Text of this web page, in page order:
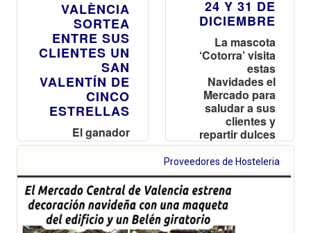
VALÈNCIA
SORTEA
ENTRE SUS
CLIENTES UN
SAN
VALENTÍN DE
CINCO
ESTRELLAS
El ganador
podrá disfrutar
Aires de
Romance, en el
Hotel Las
Arenas de
València
24 Y 31 DE
DICIEMBRE
La mascota
‘Cotorra’ visita
estas
Navidades el
Mercado para
saludar a sus
clientes y
repartir dulces
a los niños
Proveedores de Hosteleria